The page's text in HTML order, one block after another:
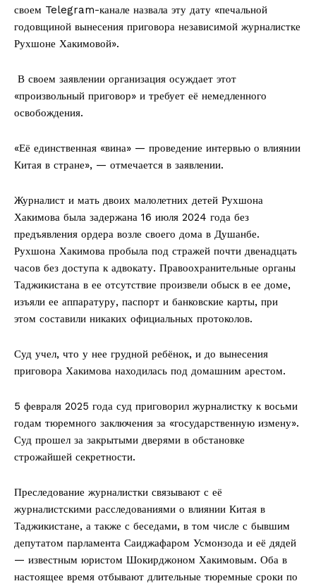
своем Telegram-канале назвала эту дату «печальной
годовщиной вынесения приговора независимой журналистке
Рухшоне Хакимовой».
В своем заявлении организация осуждает этот
«произвольный приговор» и требует её немедленного
освобождения.
«Её единственная «вина» — проведение интервью о влиянии
Китая в стране», — отмечается в заявлении.
Журналист и мать двоих малолетних детей Рухшона
Хакимова была задержана 16 июля 2024 года без
предъявления ордера возле своего дома в Душанбе.
Рухшона Хакимова пробыла под стражей почти двенадцать
часов без доступа к адвокату. Правоохранительные органы
Таджикистана в ее отсутствие произвели обыск в ее доме,
изъяли ее аппаратуру, паспорт и банковские карты, при
этом составили никаких официальных протоколов.
Суд учел, что у нее грудной ребёнок, и до вынесения
приговора Хакимова находилась под домашним арестом.
5 февраля 2025 года суд приговорил журналистку к восьми
годам тюремного заключения за «государственную измену».
Суд прошел за закрытыми дверями в обстановке
строжайшей секретности.
Преследование журналистки связывают с её
журналистскими расследованиями о влиянии Китая в
Таджикистане, а также с беседами, в том числе с бывшим
депутатом парламента Саиджафаром Усмонзода и её дядей
— известным юристом Шокирджоном Хакимовым. Оба в
настоящее время отбывают длительные тюремные сроки по